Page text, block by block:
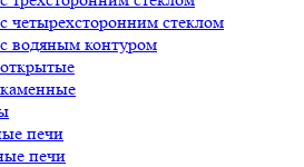
четырехсторонним стеклом
водяным контуром
печи
печи